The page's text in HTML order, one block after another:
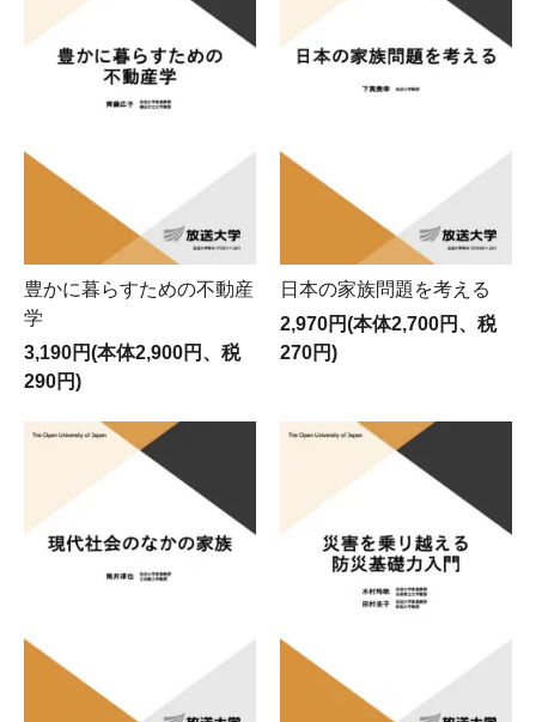
豊かに暮らすための不動産
学
3,190円(本体2,900円、税
290円)
日本の家族問題を考える
2,970円(本体2,700円、税
270円)